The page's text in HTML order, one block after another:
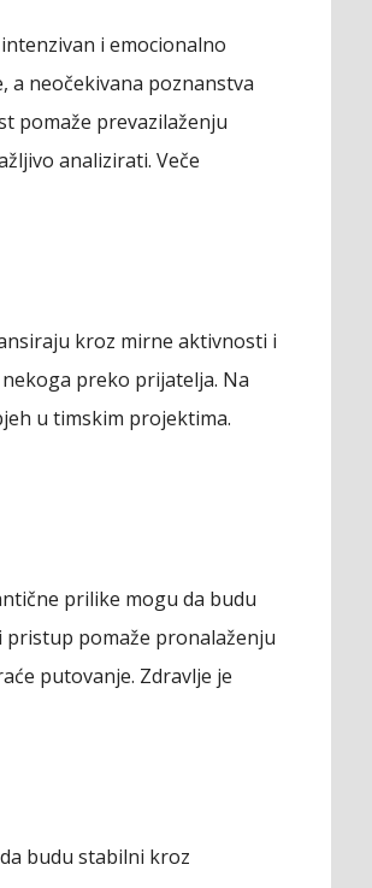
i emocionalno
a neočekivana poznanstva
pomaže prevazilaženju
analizirati. Veče
kroz mirne aktivnosti i
preko prijatelja. Na
u timskim projektima.
prilike mogu da budu
pristup pomaže pronalaženju
putovanje. Zdravlje je
budu stabilni kroz